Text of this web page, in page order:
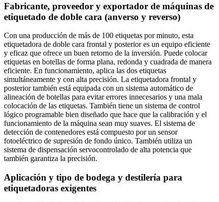
Fabricante, proveedor y exportador de máquinas de
etiquetado de doble cara (anverso y reverso)
Con una producción de más de 100 etiquetas por minuto, esta
etiquetadora de doble cara frontal y posterior es un equipo eficiente
y eficaz que ofrece un buen retorno de la inversión. Puede colocar
etiquetas en botellas de forma plana, redonda y cuadrada de manera
eficiente. En funcionamiento, aplica las dos etiquetas
simultáneamente y con alta precisión. La etiquetadora frontal y
posterior también está equipada con un sistema automático de
alineación de botellas para evitar errores innecesarios y una mala
colocación de las etiquetas. También tiene un sistema de control
lógico programable bien diseñado que hace que la calibración y el
funcionamiento de la máquina sean muy suaves. El sistema de
detección de contenedores está compuesto por un sensor
fotoeléctrico de supresión de fondo único. También utiliza un
sistema de dispensación servocontrolado de alta potencia que
también garantiza la precisión.
Aplicación y tipo de bodega y destilería para
etiquetadoras exigentes